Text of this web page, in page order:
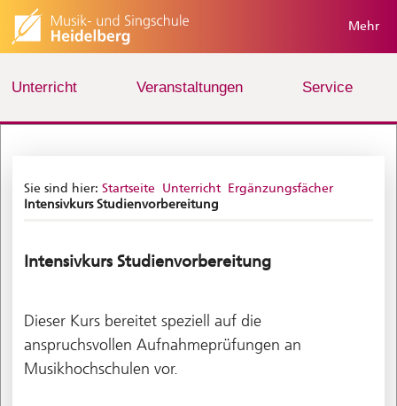
Mehr
Unterricht Veranstaltungen Service
Sie sind hier: Startseite Unterricht Ergänzungsfächer
Intensivkurs Studienvorbereitung
Intensivkurs Studienvorbereitung
Dieser Kurs bereitet speziell auf die
anspruchsvollen Aufnahmeprüfungen an
Musikhochschulen vor.